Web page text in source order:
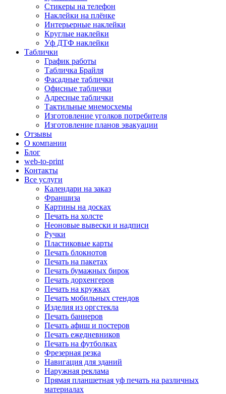
Cтикеры на телефон
Наклейки на плёнке
Интерьерные наклейки
Круглые наклейки
Уф ДТФ наклейки
Таблички
График работы
Табличка Брайля
Фасадные таблички
Офисные таблички
Адресные таблички
Тактильные мнемосхемы
Изготовление уголков потребителя
Изготовление планов эвакуации
Отзывы
О компании
Блог
web-to-print
Контакты
Все услуги
Календари на заказ
Франшиза
Картины на досках
Печать на холсте
Неоновые вывески и надписи
Ручки
Пластиковые карты
Печать блокнотов
Печать на пакетах
Печать бумажных бирок
Печать дорхенгеров
Печать на кружках
Печать мобильных стендов
Изделия из оргстекла
Печать баннеров
Печать афиш и постеров
Печать ежедневников
Печать на футболках
Фрезерная резка
Навигация для зданий
Наружная реклама
Прямая планшетная уф печать на различных
материалах